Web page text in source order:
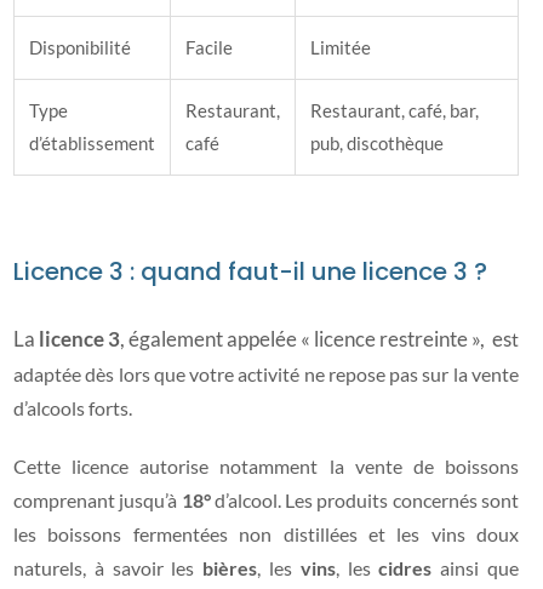
Disponibilité Facile Limitée
Type
d’établissement
Restaurant,
café
Restaurant, café, bar,
pub, discothèque
Licence 3 : quand faut-il une licence 3 ?
La licence 3, également appelée « licence restreinte », est
adaptée dès lors que votre activité ne repose pas sur la vente
d’alcools forts.
Cette licence autorise notamment la vente de boissons
comprenant jusqu’à 18°d’alcool. Les produits concernés sont
les boissons fermentées non distillées et les vins doux
naturels, à savoir les bières, les vins, lescidres ainsi que